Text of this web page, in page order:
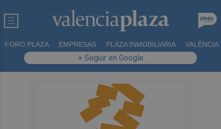
FORO PLAZA EMPRESAS PLAZA INMOBILIARIA VALÈNCIA
+ Seguir en Google